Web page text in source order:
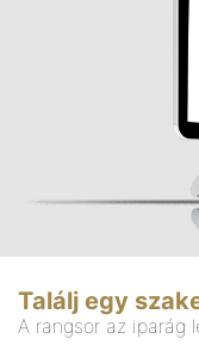
Találj egy
A rangsor az iparág